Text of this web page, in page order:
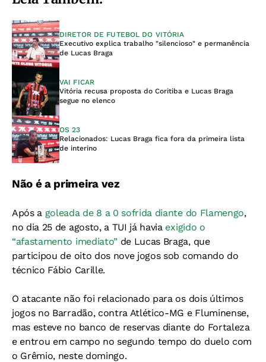
DIRETOR DE FUTEBOL DO VITÓRIA
Executivo explica trabalho "silencioso" e permanência
de Lucas Braga
VAI FICAR
Vitória recusa proposta do Coritiba e Lucas Braga
segue no elenco
OS 23
Relacionados: Lucas Braga fica fora da primeira lista
de interino
Não é a primeira vez
Após a goleada de 8 a 0 sofrida diante do Flamengo,
no dia 25 de agosto, a TUI já havia exigido o
“afastamento imediato”de Lucas Braga, que
participou de oito dos nove jogos sob comando do
técnico Fábio Carille.
O atacante não foi relacionado para os dois últimos
jogos no Barradão, contra Atlético-MG e Fluminense,
mas esteve no banco de reservas diante do Fortaleza
e entrou em campo no segundo tempo do duelo com
o Grêmio, neste domingo.